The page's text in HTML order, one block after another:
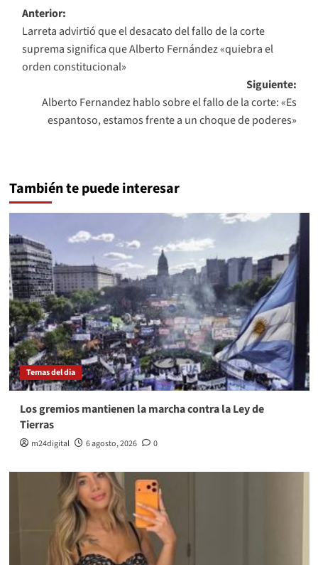
Navegación
de
entradas
Anterior:
Larreta advirtió que el desacato del fallo de la corte
suprema significa que Alberto Fernández «quiebra el
orden constitucional»
Siguiente:
Alberto Fernandez hablo sobre el fallo de la corte: «Es
espantoso, estamos frente a un choque de poderes»
También te puede interesar
Temas del dia
Los gremios mantienen la marcha contra la Ley de
Tierras
m24digital 6 agosto, 2026 0